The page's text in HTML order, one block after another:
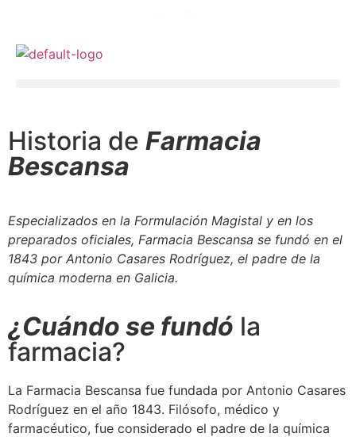
Historia de Farmacia
Bescansa
Especializados en la Formulación Magistal y en los
preparados oficiales, Farmacia Bescansa se fundó en el
1843 por Antonio Casares Rodríguez, el padre de la
química moderna en Galicia.
¿Cuándo se fundó la
farmacia?
La Farmacia Bescansa fue fundada por Antonio Casares
Rodríguez en el año 1843. Filósofo, médico y
farmacéutico, fue considerado el padre de la química